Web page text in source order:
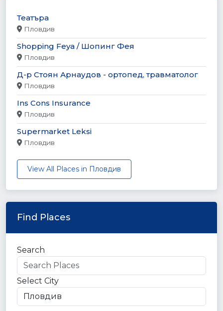
Театъра
Пловдив
Shopping Feya / Шопинг Фея
Пловдив
Д-р Стоян Арнаудов - ортопед, травматолог
Пловдив
Ins Cons Insurance
Пловдив
Supermarket Leksi
Пловдив
View All Places in Пловдив
Find Places
Search
Select City